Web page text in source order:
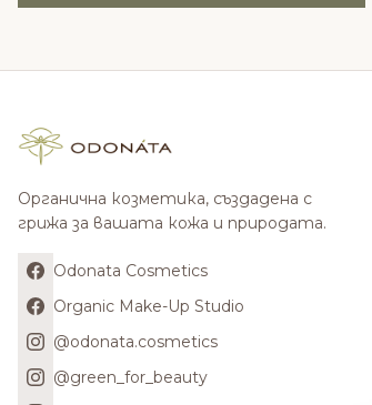
Органична козметика, създадена с
грижа за вашата кожа и природата.
Odonata Cosmetics
Organic Make-Up Studio
@odonata.cosmetics
@green_for_beauty